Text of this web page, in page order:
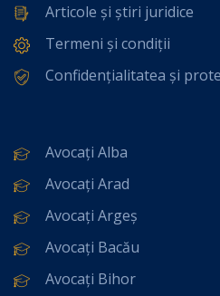
Articole și știri juridice
Termeni și condiții
Confidențialitatea și
Avocați Alba
Avocați Arad
Avocați Argeș
Avocați Bacău
Avocați Bihor